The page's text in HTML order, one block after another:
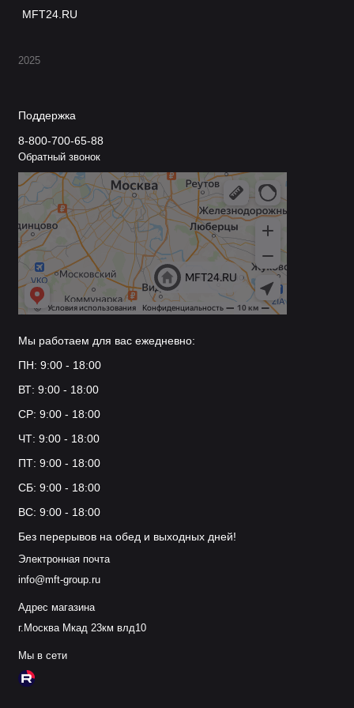
MFT24.RU
2025
Поддержка
8-800-700-65-88
Обратный звонок
Мы работаем для вас ежедневно:
ПН: 9:00 - 18:00
ВТ: 9:00 - 18:00
СР: 9:00 - 18:00
ЧТ: 9:00 - 18:00
ПТ: 9:00 - 18:00
СБ: 9:00 - 18:00
ВС: 9:00 - 18:00
Без перерывов на обед и выходных дней!
Электронная почта
info@mft-group.ru
Адрес магазина
г.Москва Мкад 23км влд10
Мы в сети